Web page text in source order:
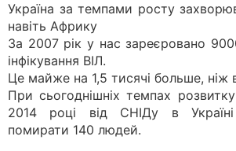
Україна за темпами росту
навіть Африку
За 2007 рік у нас зареєровано
інфікування ВІЛ.
Це майже на 1,5 тисячі больше, ніж
При сьогоднішніх темпах
2014 році від СНІДу в
помирати 140 людей.